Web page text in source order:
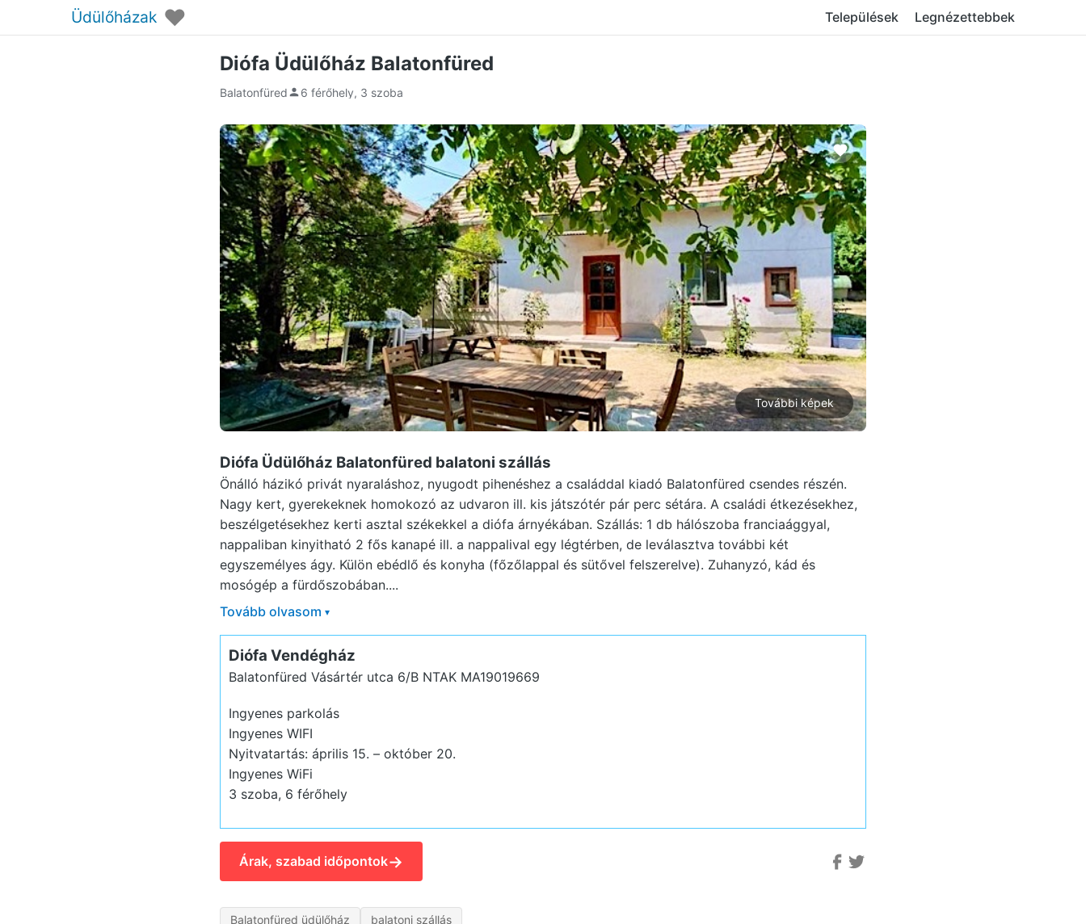
Üdülőházak ♥ Települések Legnézettebbek
Diófa Üdülőház Balatonfüred
Balatonfüred 6 férőhely, 3 szoba
További képek
Diófa Üdülőház Balatonfüred balatoni szállás
Önálló házikó privát nyaraláshoz, nyugodt pihenéshez a családdal kiadó Balatonfüred csendes részén.
Nagy kert, gyerekeknek homokozó az udvaron ill. kis játszótér pár perc sétára. A családi étkezésekhez,
beszélgetésekhez kerti asztal székekkel a diófa árnyékában. Szállás: 1 db hálószoba franciaággyal,
nappaliban kinyitható 2 fős kanapé ill. a nappalival egy légtérben, de leválasztva további két
egyszemélyes ágy. Külön ebédlő és konyha (főzőlappal és sütővel felszerelve). Zuhanyzó, kád és
mosógép a fürdőszobában....
Tovább olvasom ▾
Diófa Vendégház
Balatonfüred Vásártér utca 6/B NTAK MA19019669
Ingyenes parkolás
Ingyenes WIFI
Nyitvatartás: április 15. – október 20.
Ingyenes WiFi
3 szoba, 6 férőhely
Árak, szabad időpontok→
Balatonfüred üdülőház balatoni szállás